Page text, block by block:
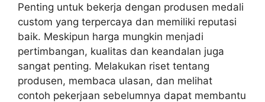
Penting untuk bekerja dengan produsen medali
custom yang terpercaya dan memiliki reputasi
baik. Meskipun harga mungkin menjadi
pertimbangan, kualitas dan keandalan juga
sangat penting. Melakukan riset tentang
produsen, membaca ulasan, dan melihat
contoh pekerjaan sebelumnya dapat membantu